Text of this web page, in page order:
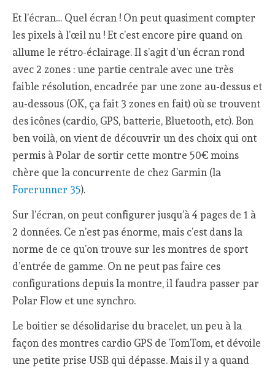
Et l’écran… Quel écran ! On peut quasiment compter
les pixels à l’œil nu ! Et c’est encore pire quand on
allume le rétro-éclairage. Il s’agit d’un écran rond
avec 2 zones : une partie centrale avec une très
faible résolution, encadrée par une zone au-dessus et
au-dessous (OK, ça fait 3 zones en fait) où se trouvent
des icônes (cardio, GPS, batterie, Bluetooth, etc). Bon
ben voilà, on vient de découvrir un des choix qui ont
permis à Polar de sortir cette montre 50€ moins
chère que la concurrente de chez Garmin (la
Forerunner 35).
Sur l’écran, on peut configurer jusqu’à 4 pages de 1 à
2 données. Ce n’est pas énorme, mais c’est dans la
norme de ce qu’on trouve sur les montres de sport
d’entrée de gamme. On ne peut pas faire ces
configurations depuis la montre, il faudra passer par
Polar Flow et une synchro.
Le boitier se désolidarise du bracelet, un peu à la
façon des montres cardio GPS de TomTom, et dévoile
une petite prise USB qui dépasse. Mais il y a quand